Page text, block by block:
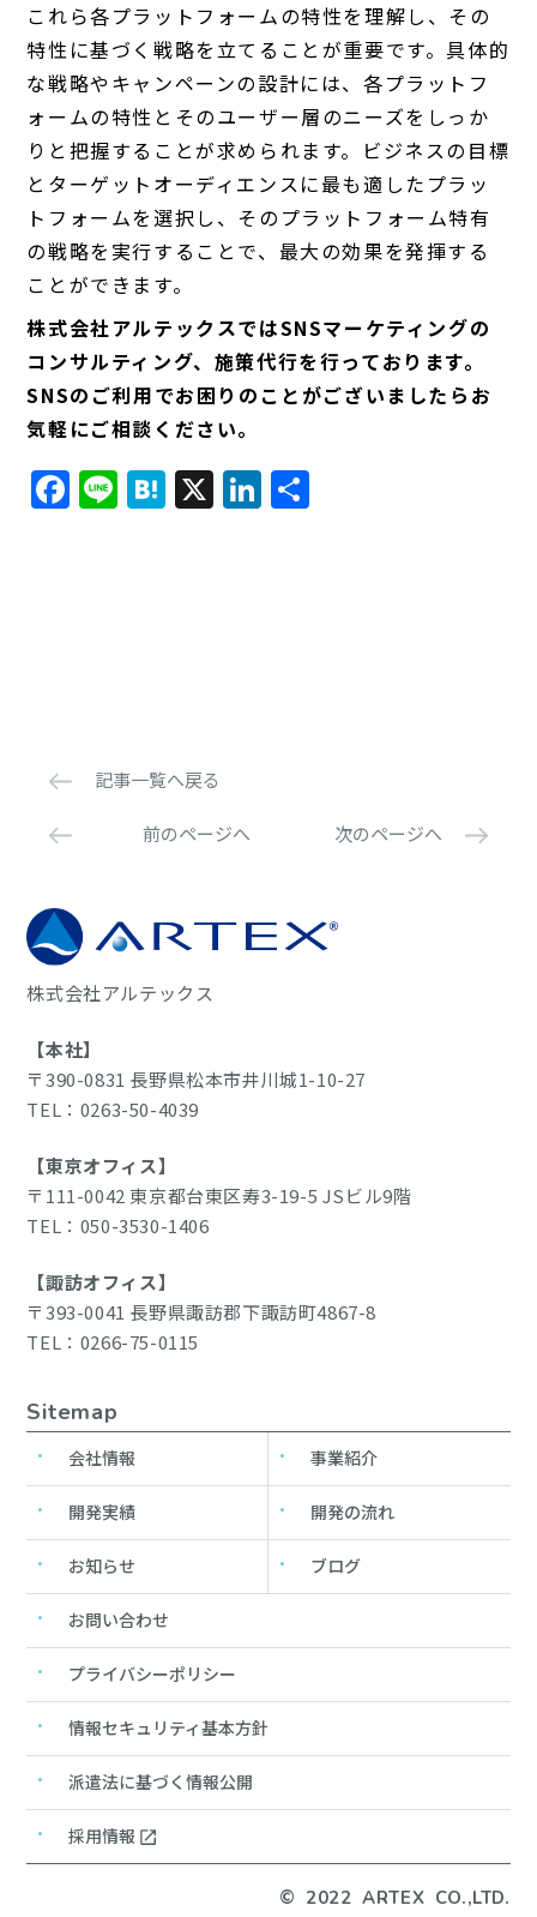
これら各プラットフォームの特性を理解し、その
特性に基づく戦略を立てることが重要です。具体的
な戦略やキャンペーンの設計には、各プラットフ
ォームの特性とそのユーザー層のニーズをしっか
りと把握することが求められます。ビジネスの目標
とターゲットオーディエンスに最も適したプラッ
トフォームを選択し、そのプラットフォーム特有
の戦略を実行することで、最大の効果を発揮する
ことができます。
株式会社アルテックスではSNSマーケティングの
コンサルティング、施策代行を行っております。
SNSのご利用でお困りのことがございましたらお
気軽にご相談ください。
Facebook
LineHatena
X LinkedIn
記事一覧へ戻る
前のページへ 次のページへ
株式会社アルテックス
【本社】
〒390-0831 長野県松本市井川城1-10-27
TEL：0263-50-4039
【東京オフィス】
〒111-0042 東京都台東区寿3-19-5 JSビル9階
TEL：050-3530-1406
【諏訪オフィス】
〒393-0041 長野県諏訪郡下諏訪町4867-8
TEL：0266-75-0115
Sitemap
会社情報 事業紹介
開発実績 開発の流れ
お知らせ ブログ
お問い合わせ
プライバシーポリシー
情報セキュリティ基本方針
派遣法に基づく情報公開
採用情報
© 2022 ARTEX CO.,LTD.